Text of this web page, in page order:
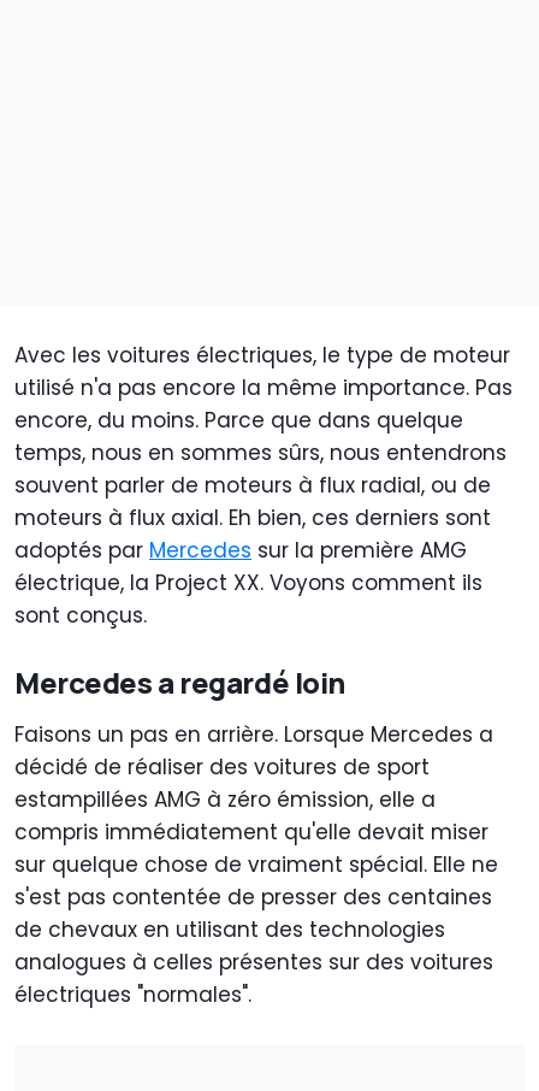
Avec les voitures électriques, le type de moteur
utilisé n'a pas encore la même importance. Pas
encore, du moins. Parce que dans quelque
temps, nous en sommes sûrs, nous entendrons
souvent parler de moteurs à flux radial, ou de
moteurs à flux axial. Eh bien, ces derniers sont
adoptés par Mercedes sur la première AMG
électrique, la Project XX. Voyons comment ils
sont conçus.
Mercedes a regardé loin
Faisons un pas en arrière. Lorsque Mercedes a
décidé de réaliser des voitures de sport
estampillées AMG à zéro émission, elle a
compris immédiatement qu'elle devait miser
sur quelque chose de vraiment spécial. Elle ne
s'est pas contentée de presser des centaines
de chevaux en utilisant des technologies
analogues à celles présentes sur des voitures
électriques "normales".